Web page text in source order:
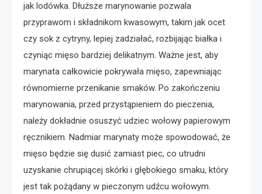
jak lodówka. Dłuższe marynowanie pozwala
przyprawom i składnikom kwasowym, takim jak ocet
czy sok z cytryny, lepiej zadziałać, rozbijając białka i
czyniąc mięso bardziej delikatnym. Ważne jest, aby
marynata całkowicie pokrywała mięso, zapewniając
równomierne przenikanie smaków. Po zakończeniu
marynowania, przed przystąpieniem do pieczenia,
należy dokładnie osuszyć udziec wołowy papierowym
ręcznikiem. Nadmiar marynaty może spowodować, że
mięso będzie się dusić zamiast piec, co utrudni
uzyskanie chrupiącej skórki i głębokiego smaku, który
jest tak pożądany w pieczonym udźcu wołowym.